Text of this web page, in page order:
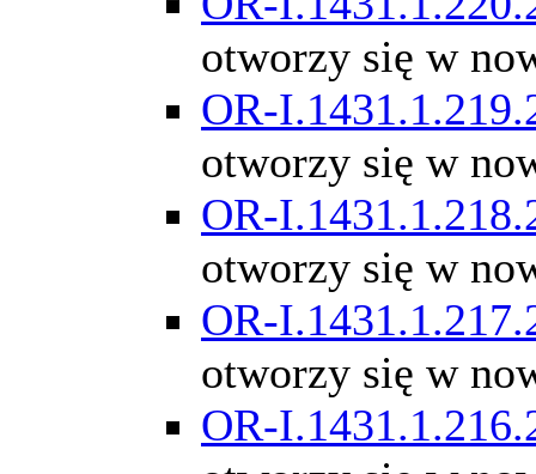
otworzy się w
OR-
otworzy się w
OR-
otworzy się w
OR-
otworzy się w
OR-